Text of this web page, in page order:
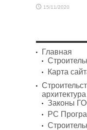
15/11/2020
Главная
Карта
архитектура
Законы
PC